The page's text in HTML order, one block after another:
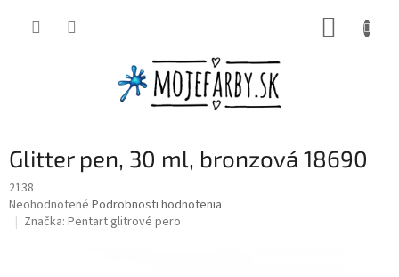
Glitter pen, 30 ml, bronzová 18690
2138
Priemerné
hodnotenie
Neohodnotené Podrobnosti hodnotenia
Značka: Pentart glitrové pero